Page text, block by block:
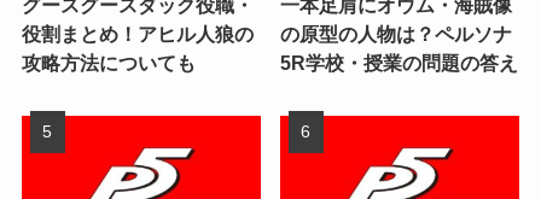
グースグースダック役職・
役割まとめ！アヒル人狼の
攻略方法についても
一本足肩にオウム・海賊像
の原型の人物は？ペルソナ
5R学校・授業の問題の答え